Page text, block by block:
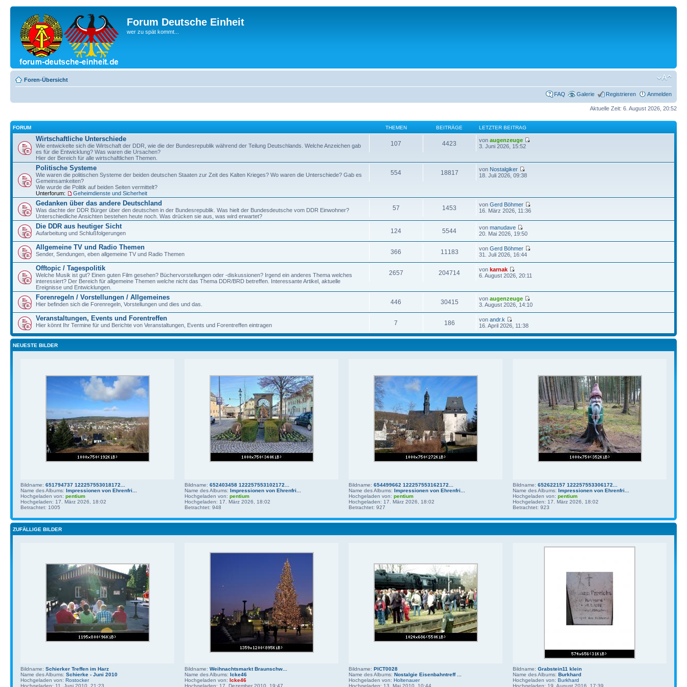
Forum Deutsche Einheit
wer zu spät kommt...
Foren-Übersicht
FAQ Galerie Registrieren Anmelden
Aktuelle Zeit: 6. August 2026, 20:52
FORUM THEMEN BEITRÄGE LETZTER BEITRAG
Wirtschaftliche Unterschiede
Wie entwickelte sich die Wirtschaft der DDR, wie die der Bundesrepublik während der Teilung Deutschlands. Welche Anzeichen gab
es für die Entwicklung? Was waren die Ursachen?
Hier der Bereich für alle wirtschaftlichen Themen.
107 4423 vonaugenzeuge
3. Juni 2026, 15:52
Politische Systeme
Wie waren die politischen Systeme der beiden deutschen Staaten zur Zeit des Kalten Krieges? Wo waren die Unterschiede? Gab es
Gemeinsamkeiten?
Wie wurde die Politik auf beiden Seiten vermittelt?
Unterforum:
Geheimdienste und Sicherheit
554 18817 von Nostalgiker
18. Juli 2026, 09:38
Gedanken über das andere Deutschland
Was dachte der DDR Bürger über den deutschen in der Bundesrepublik. Was hielt der Bundesdeutsche vom DDR Einwohner?
Unterschiedliche Ansichten bestehen heute noch. Was drücken sie aus, was wird erwartet?
57 1453 vonGerd Böhmer
16. März 2026, 11:36
Die DDR aus heutiger Sicht
Aufarbeitung und Schlußfolgerungen 124 5544 vonmanudave
20. Mai 2026, 19:50
Allgemeine TV und Radio Themen
Sender, Sendungen, eben allgemeine TV und Radio Themen 366 11183 vonGerd Böhmer
31. Juli 2026, 16:44
Offtopic / Tagespolitik
Welche Musik ist gut? Einen guten Film gesehen? Büchervorstellungen oder -diskussionen? Irgend ein anderes Thema welches
interessiert? Der Bereich für allgemeine Themen welche nicht das Thema DDR/BRD betreffen. Interessante Artikel, aktuelle
Ereignisse und Entwicklungen.
2657 204714 vonkarnak
6. August 2026, 20:11
Forenregeln / Vorstellungen / Allgemeines
Hier befinden sich die Forenregeln, Vorstellungen und dies und das. 446 30415 vonaugenzeuge
3. August 2026, 14:10
Veranstaltungen, Events und Forentreffen
Hier könnt Ihr Termine für und Berichte von Veranstaltungen, Events und Forentreffen eintragen 7 186 vonandr.k
16. April 2026, 11:38
NEUESTE BILDER
Bildname: 651794737 122257553018172...
Name des Albums: Impressionen von Ehrenfri...
Hochgeladen von: pentium
Hochgeladen: 17. März 2026, 18:02
Betrachtet: 1005
Bildname: 652403458 122257553102172...
Name des Albums: Impressionen von Ehrenfri...
Hochgeladen von: pentium
Hochgeladen: 17. März 2026, 18:02
Betrachtet: 948
Bildname: 654499662 122257553162172...
Name des Albums: Impressionen von Ehrenfri...
Hochgeladen von: pentium
Hochgeladen: 17. März 2026, 18:02
Betrachtet: 927
Bildname: 652622157 122257553306172...
Name des Albums: Impressionen von Ehrenfri...
Hochgeladen von: pentium
Hochgeladen: 17. März 2026, 18:02
Betrachtet: 923
ZUFÄLLIGE BILDER
Bildname: Schierker Treffen im Harz
Name des Albums: Schierke - Juni 2010
Hochgeladen von: Rostocker
Hochgeladen: 11. Juni 2010, 21:23
Bildname: Weihnachtsmarkt Braunschw...
Name des Albums: Icke46
Hochgeladen von: Icke46
Hochgeladen: 17. Dezember 2010, 19:47
Bildname: PICT0028
Name des Albums: Nostalgie Eisenbahntreff ...
Hochgeladen von: Holtenauer
Hochgeladen: 13. Mai 2010, 10:44
Bildname: Grabstein11 klein
Name des Albums: Burkhard
Hochgeladen von: Burkhard
Hochgeladen: 19. August 2016, 17:39